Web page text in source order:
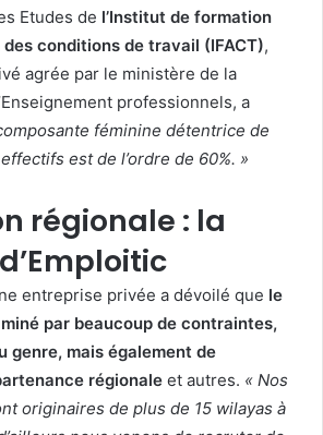
Etudes de l’Institut de formation
des conditions de travail (IFACT),
agrée par le ministère de la
professionnels, a
féminine détentrice de
est de l’ordre de 60%. »
régionale : la
entreprise privée a dévoilé que le
par beaucoup de contraintes,
genre, mais également de
régionale et autres. « Nos
originaires de plus de 15 wilayas à